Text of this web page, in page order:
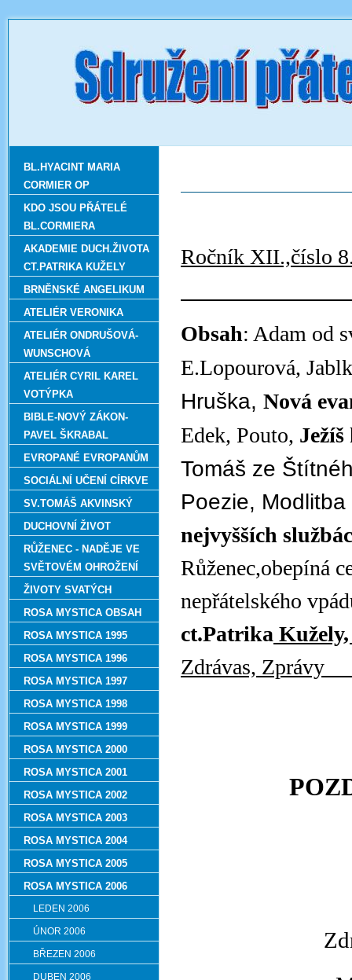
Obsah: Adam od
E.Lopourová,
Hruška, Nová
Edek, Pouto,
Tomáš ze
Poezie,
nejvyšších
Růženec,obepíná
nepřátelského
ct.Patrika
Zdrávas, Zprávy
BL.HYACINT MARIA
CORMIER OP
KDO JSOU PŘÁTELÉ
BL.CORMIERA
AKADEMIE DUCH.ŽIVOTA
CT.PATRIKA KUŽELY
BRNĚNSKÉ ANGELIKUM
ATELIÉR VERONIKA
ATELIÉR ONDRUŠOVÁ-
WUNSCHOVÁ
ATELIÉR CYRIL KAREL
VOTÝPKA
BIBLE-NOVÝ ZÁKON-
PAVEL ŠKRABAL
EVROPANÉ EVROPANŮM
SOCIÁLNÍ UČENÍ CÍRKVE
SV.TOMÁŠ AKVINSKÝ
DUCHOVNÍ ŽIVOT
RŮŽENEC - NADĚJE VE
SVĚTOVÉM OHROŽENÍ
ŽIVOTY SVATÝCH
ROSA MYSTICA OBSAH
ROSA MYSTICA 1995
ROSA MYSTICA 1996
ROSA MYSTICA 1997
ROSA MYSTICA 1998
ROSA MYSTICA 1999
ROSA MYSTICA 2000
ROSA MYSTICA 2001
ROSA MYSTICA 2002
ROSA MYSTICA 2003
ROSA MYSTICA 2004
ROSA MYSTICA 2005
ROSA MYSTICA 2006
LEDEN 2006
ÚNOR 2006
BŘEZEN 2006
DUBEN 2006